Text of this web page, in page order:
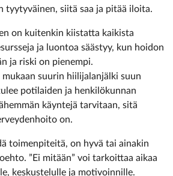
tyytyväinen, siitä saa ja pitää iloita.
on kuitenkin kiistatta kaikista
ja luontoa säästyy, kun hoidon
ja riski on pienempi.
suurin hiilijalanjälki suun
potilaiden ja henkilökunnan
käyntejä tarvitaan, sitä
on.
toimenpiteitä, on hyvä tai ainakin
”Ei mitään” voi tarkoittaa aikaa
keskustelulle ja motivoinnille.